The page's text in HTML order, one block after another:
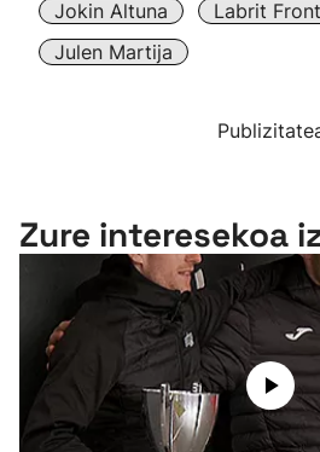
Jokin Altuna
Labrit
Julen Martija
Zure interesekoa